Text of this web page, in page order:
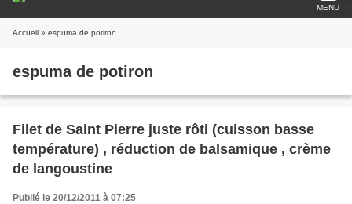
MENU
Accueil » espuma de potiron
espuma de potiron
Filet de Saint Pierre juste rôti (cuisson basse
température) , réduction de balsamique , crème
de langoustine
Publié le 20/12/2011 à 07:25